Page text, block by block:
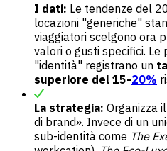
I dati: Le tendenze del
locazioni "generiche"
viaggiatori scelgono ora
valori o gusti specifici. Le
"identità" registrano un
superiore del 15-20%
La strategia: Organizza
di brand». Invece di un
sub-identità come The